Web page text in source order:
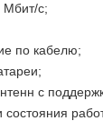
Мбит/с;
по кабелю;
с
состояния